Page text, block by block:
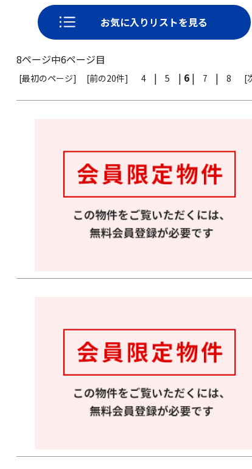
お気に入りリストを見る
8ページ中6ページ目
[最初のページ] [前の20件] 4 | 5 | 6| 7 | 8 [